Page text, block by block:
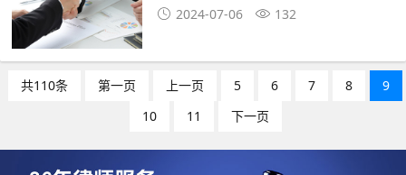
2024-07-06 132
共110条 第一页 上一页 5 6 7 8
9
10
11 下一页